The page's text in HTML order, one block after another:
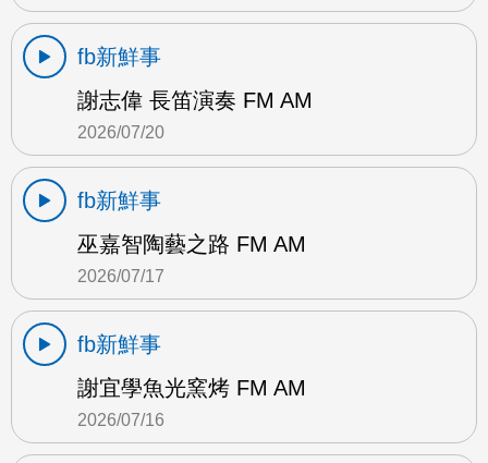
fb新鮮事
謝志偉 長笛演奏 FM AM
2026/07/20
fb新鮮事
巫嘉智陶藝之路 FM AM
2026/07/17
fb新鮮事
謝宜學魚光窯烤 FM AM
2026/07/16